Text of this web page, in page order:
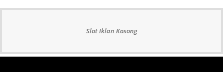
Slot Iklan Kosong